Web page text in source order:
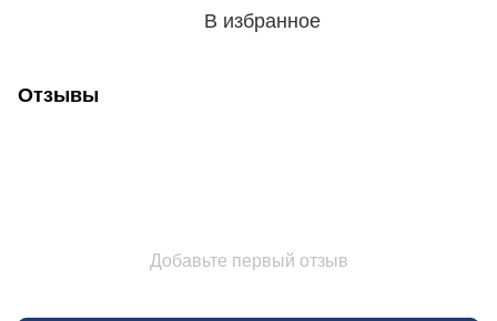
В избранное
Отзывы
Добавьте первый отзыв